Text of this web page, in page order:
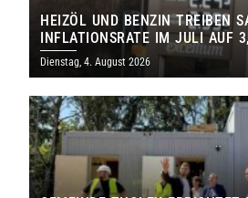
HEIZÖL UND BENZIN TREIBEN
INFLATIONSRATE IM JULI AUF
Dienstag, 4. August 2026